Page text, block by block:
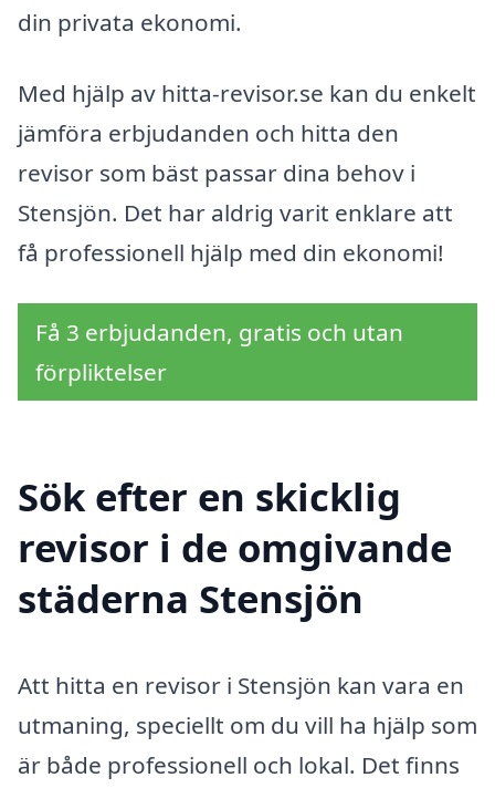
din privata ekonomi.
Med hjälp av hitta-revisor.se kan du enkelt
jämföra erbjudanden och hitta den
revisor som bäst passar dina behov i
Stensjön. Det har aldrig varit enklare att
få professionell hjälp med din ekonomi!
Få 3 erbjudanden, gratis och utan
förpliktelser
Sök efter en skicklig
revisor i de omgivande
städerna Stensjön
Att hitta en revisor i Stensjön kan vara en
utmaning, speciellt om du vill ha hjälp som
är både professionell och lokal. Det finns